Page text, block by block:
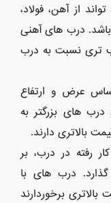
از آهن، فولاد،
باشد. درب های آهنی
تری نسبت به درب
عرض و ارتفاع
های بزرگتر به
بالاتری دارند.
رفته در درب، بر
درب های با
برخوردارند